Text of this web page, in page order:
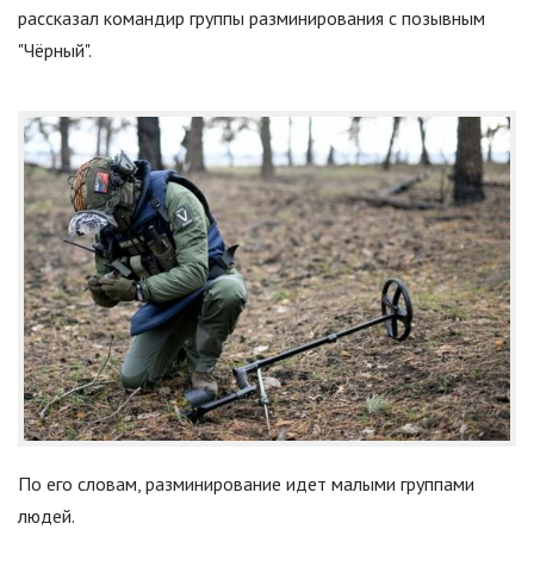
рассказал командир группы разминирования с позывным
"Чёрный".
По его словам, разминирование идет малыми группами
людей.